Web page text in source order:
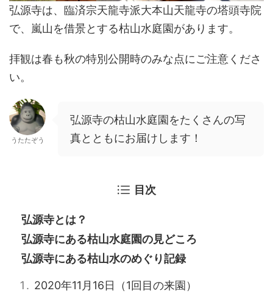
弘源寺は、臨済宗天龍寺派大本山天龍寺の塔頭寺院
で、嵐山を借景とする枯山水庭園があります。
拝観は春も秋の特別公開時のみな点にご注意くださ
い。
うたたぞう
弘源寺の枯山水庭園をたくさんの写
真とともにお届けします！
目次
弘源寺とは？
弘源寺にある枯山水庭園の見どころ
弘源寺にある枯山水のめぐり記録
2020年11月16日（1回目の来園）